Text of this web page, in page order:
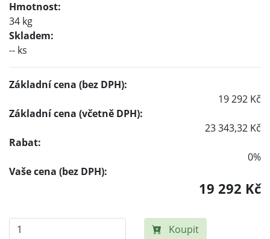
Hmotnost:
34 kg
Skladem:
-- ks
Základní cena (bez DPH):
19 292 Kč
Základní cena (včetně DPH):
23 343,32 Kč
Rabat:
0%
Vaše cena (bez DPH):
19 292 Kč
Koupit